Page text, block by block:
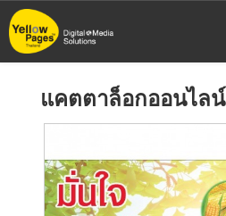
ข้าม
ไป
แคตตาล็อกออนไลน์